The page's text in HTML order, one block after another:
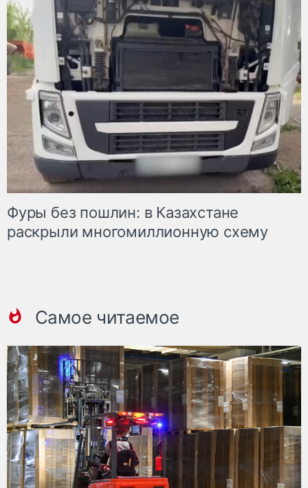
Фуры без пошлин: в Казахстане
раскрыли многомиллионную схему
Самое читаемое